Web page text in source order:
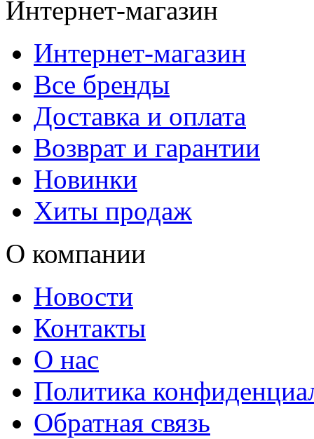
Интернет-магазин
Интернет-магазин
Все бренды
Доставка и оплата
Возврат и гарантии
Новинки
Хиты продаж
О компании
Новости
Контакты
О нас
Политика
Обратная связь